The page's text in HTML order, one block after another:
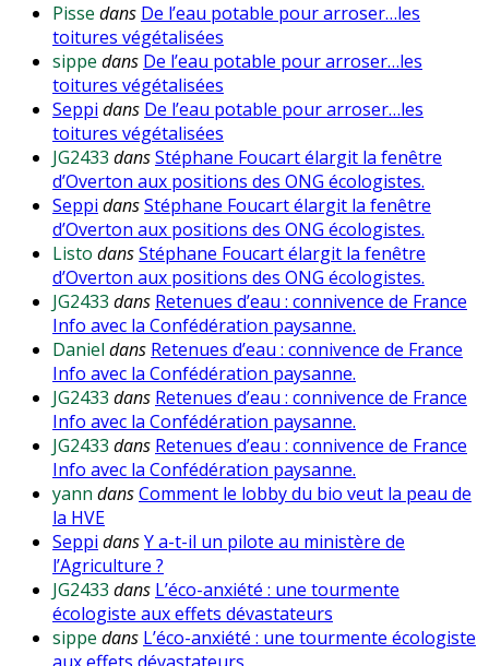
Pisse dans De l’eau potable pour arroser…les
toitures végétalisées
sippe dans De l’eau potable pour arroser…les
toitures végétalisées
Seppi dans De l’eau potable pour arroser…les
toitures végétalisées
JG2433 dansStéphane Foucart élargit la fenêtre
d’Overton aux positions des ONG écologistes.
Seppi dansStéphane Foucart élargit la fenêtre
d’Overton aux positions des ONG écologistes.
Listo dansStéphane Foucart élargit la fenêtre
d’Overton aux positions des ONG écologistes.
JG2433 dans Retenues d’eau : connivence de France
Info avec la Confédération paysanne.
Daniel dans Retenues d’eau : connivence de France
Info avec la Confédération paysanne.
JG2433 dans Retenues d’eau : connivence de France
Info avec la Confédération paysanne.
JG2433 dans Retenues d’eau : connivence de France
Info avec la Confédération paysanne.
yann dansComment le lobby du bio veut la peau de
la HVE
Seppi dansY a-t-il un pilote au ministère de
l’Agriculture ?
JG2433 dans L’éco-anxiété : une tourmente
écologiste aux effets dévastateurs
sippe dans L’éco-anxiété : une tourmente écologiste